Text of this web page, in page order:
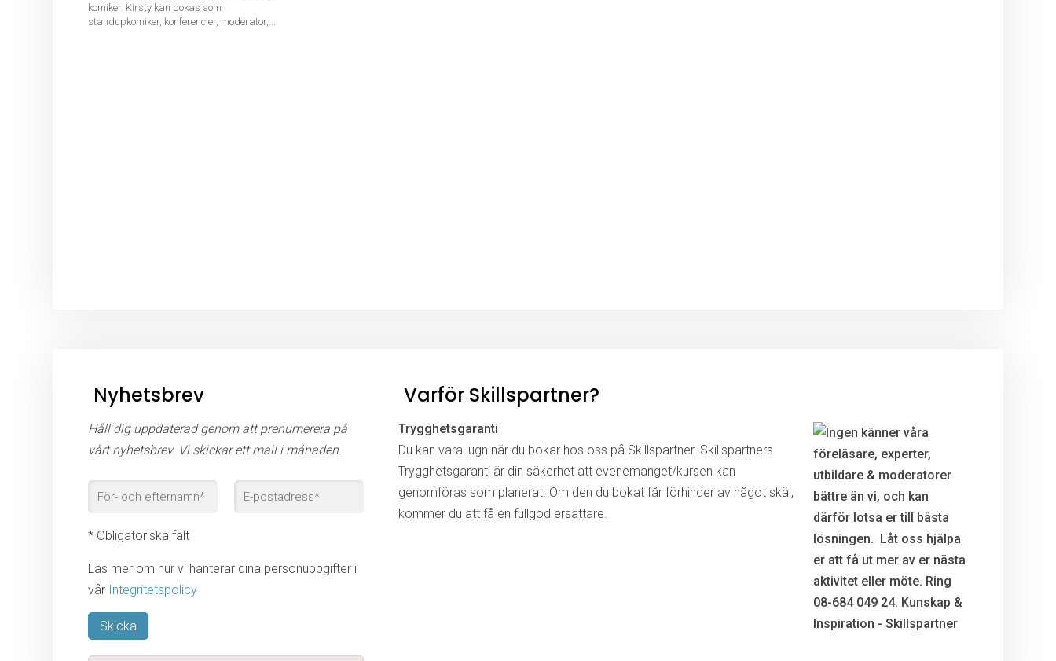
komiker. Kirsty kan bokas som
standupkomiker, konferencier, moderator,...
Nyhetsbrev
Håll dig uppdaterad genom att prenumerera på
vårt nyhetsbrev. Vi skickar ett mail i månaden.
* Obligatoriska fält
Läs mer om hur vi hanterar dina personuppgifter i
vår Integritetspolicy
Varför Skillspartner?
Trygghetsgaranti
Du kan vara lugn när du bokar hos oss på Skillspartner. Skillspartners
Trygghetsgaranti är din säkerhet att evenemanget/kursen kan
genomföras som planerat. Om den du bokat får förhinder av något skäl,
kommer du att få en fullgod ersättare.